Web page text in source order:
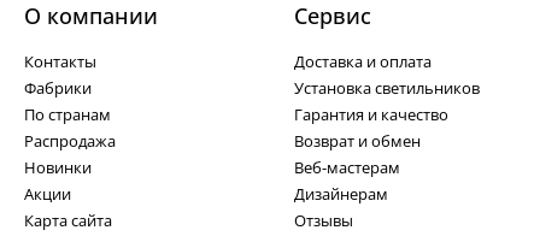
О компании
Контакты
Фабрики
По странам
Распродажа
Новинки
Акции
Карта сайта
Cервис
Доставка и оплата
Установка светильников
Гарантия и качество
Возврат и обмен
Веб-мастерам
Дизайнерам
Отзывы